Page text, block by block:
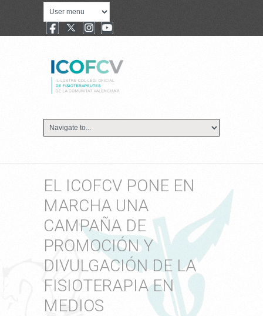
EL ICOFCV PONE EN
MARCHA UNA
CAMPAÑA DE
PROMOCIÓN Y
DIVULGACIÓN DE LA
FISIOTERAPIA EN
MEDIOS